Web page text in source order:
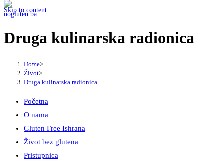
Skip to content
Menu Close
Početna
O nama
Gluten Free Ishrana
Život bez glutena
Pristupnica
Druga kulinarska radionica
Home>
Život>
Druga kulinarska radionica